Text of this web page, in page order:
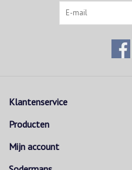
Klantenservice
Producten
Mijn account